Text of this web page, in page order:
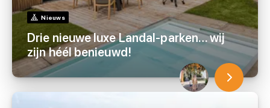
Nieuws
Drie nieuwe luxe Landal-parken… wij
zijn héél benieuwd!